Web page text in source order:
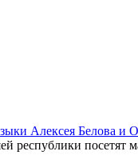
Алексея Белова и
посетят